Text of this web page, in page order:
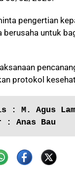
pengertian
berusaha untuk
protokol
: M. Agus
: Anas Bau